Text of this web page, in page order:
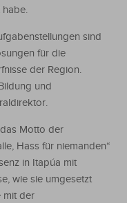
habe.
sind
für die
der Region.
und
Motto der
Hass für niemanden“
in Itapúa mit
wie sie umgesetzt
mit der